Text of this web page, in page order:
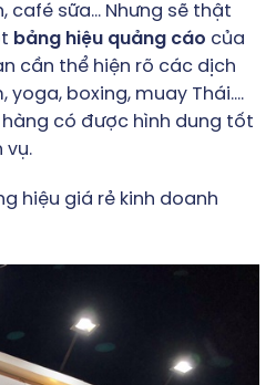
café sữa… Nhưng sẽ thật
bảng hiệu quảng cáo của
cần thể hiện rõ các dịch
yoga, boxing, muay Thái….
hàng có được hình dung tốt
vụ.
hiệu giá rẻ kinh doanh